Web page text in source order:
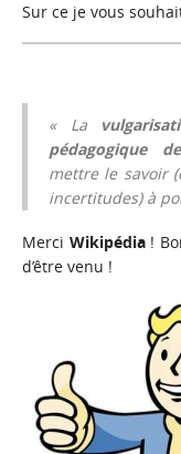
Sur ce je vous
« La
pédagogique
mettre le savoir
incertitudes) à
Merci Wikipédia!
d’être venu !